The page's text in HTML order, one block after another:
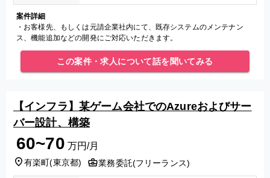
案件詳細
・お客様先、もしくは元請企業社内にて、既存システムのメンテナン
ス、機能追加などの開発にご対応いただきます。
この案件・求人について話を聞いてみる
【インフラ】某ゲーム会社でのAzureおよびサー
バー設計、構築
60~70 万円/月
有楽町(東京都) 業務委託(フリーランス)